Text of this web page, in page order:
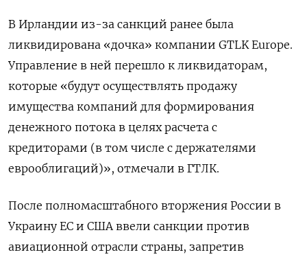
В Ирландии из-за санкций ранее была
ликвидирована «дочка» компании GTLK Europe.
Управление в ней перешло к ликвидаторам,
которые «будут осуществлять продажу
имущества компаний для формирования
денежного потока в целях расчета с
кредиторами (в том числе с держателями
еврооблигаций)», отмечали в ГТЛК.
После полномасштабного вторжения России в
Украину ЕС и США ввели санкции против
авиационной отрасли страны, запретив